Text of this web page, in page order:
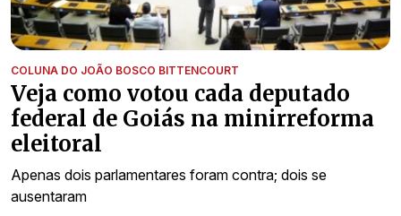
COLUNA DO JOÃO BOSCO BITTENCOURT
Veja como votou cada deputado
federal de Goiás na minirreforma
eleitoral
Apenas dois parlamentares foram contra; dois se
ausentaram